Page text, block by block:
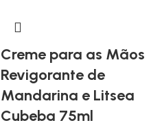
Creme para as Mãos
Revigorante de
Mandarina e Litsea
Cubeba 75ml